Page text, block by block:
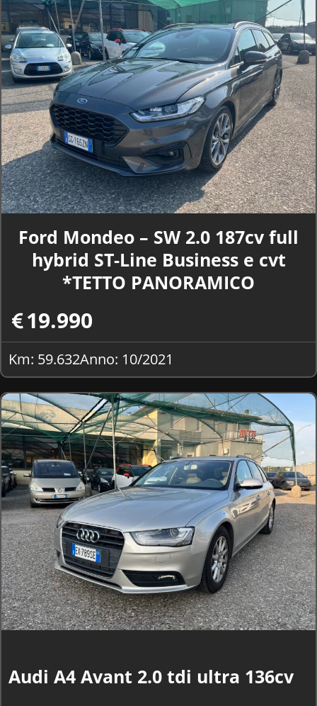
Ford Mondeo – SW 2.0 187cv full
hybrid ST-Line Business e cvt
*TETTO PANORAMICO
19.990
Km: 59.632Anno: 10/2021
Audi A4 Avant 2.0 tdi ultra 136cv